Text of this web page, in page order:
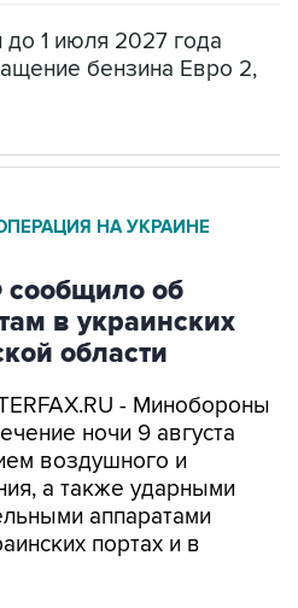
1 июля 2027 года
бензина Евро 2,
НА УКРАИНЕ
об
в украинских
области
- Минобороны
ночи 9 августа
воздушного и
а также ударными
аппаратами
портах и в